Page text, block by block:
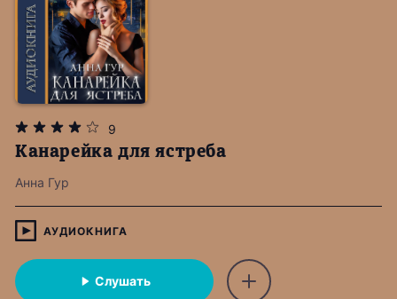
9
Канарейка для ястреба
Анна Гур
АУДИОКНИГА
Слушать